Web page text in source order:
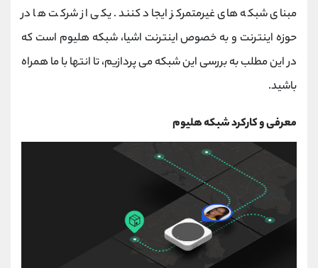
مبنای شبکه های غیرمتمرکز ایجاد کنند. یکی از شرکت ها در
حوزه اینترنت و به خصوص اینترنت اشیا، شبکه هلیوم است که
در این مطلب به بررسی این شبکه می پردازیم، تا انتها با ما همراه
باشید.
معرفی و کارکرد شبکه هلیوم